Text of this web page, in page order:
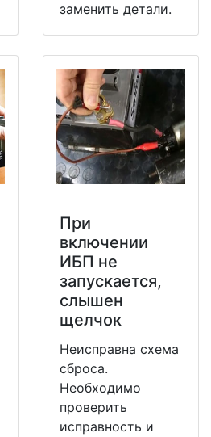
заменить детали.
При
включении
ИБП не
запускается,
слышен
щелчок
Неисправна схема
сброса.
Необходимо
проверить
исправность и